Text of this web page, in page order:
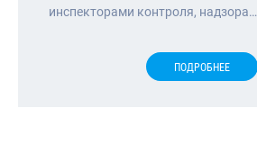
инспекторами контроля, надзора…
ПОДРОБНЕЕ